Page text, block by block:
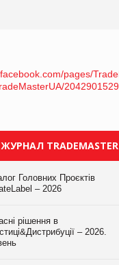
ЖУРНАЛ TRADEMASTER
Головних Проєктів
– 2026
рішення в
– 2026.